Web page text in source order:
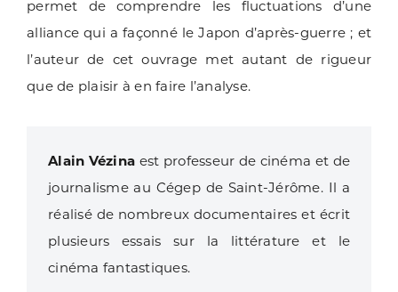
permet de comprendre les fluctuations d’une
alliance qui a façonné le Japon d’après-guerre ; et
l’auteur de cet ouvrage met autant de rigueur
que de plaisir à en faire l’analyse.
Alain Vézina est professeur de cinéma et de
journalisme au Cégep de Saint-Jérôme. Il a
réalisé de nombreux documentaires et écrit
plusieurs essais sur la littérature et le
cinéma fantastiques.